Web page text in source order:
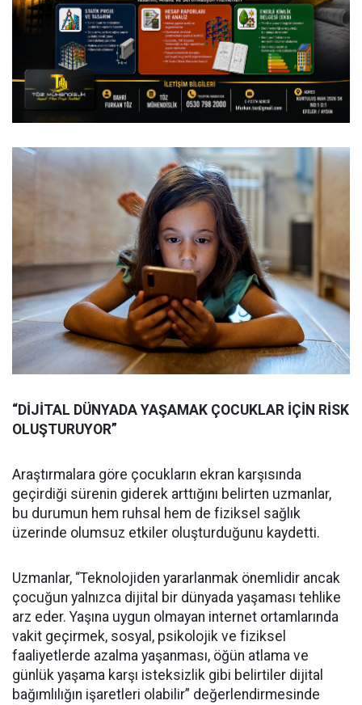
“DİJİTAL DÜNYADA YAŞAMAK ÇOCUKLAR İÇİN RİSK
OLUŞTURUYOR”
Araştırmalara göre çocukların ekran karşısında
geçirdiği sürenin giderek arttığını belirten uzmanlar,
bu durumun hem ruhsal hem de fiziksel sağlık
üzerinde olumsuz etkiler oluşturduğunu kaydetti.
Uzmanlar, “Teknolojiden yararlanmak önemlidir ancak
çocuğun yalnızca dijital bir dünyada yaşaması tehlike
arz eder. Yaşına uygun olmayan internet ortamlarında
vakit geçirmek, sosyal, psikolojik ve fiziksel
faaliyetlerde azalma yaşanması, öğün atlama ve
günlük yaşama karşı isteksizlik gibi belirtiler dijital
bağımlılığın işaretleri olabilir” değerlendirmesinde